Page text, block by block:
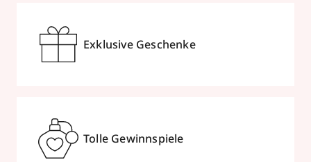
Exklusive Geschenke
Tolle Gewinnspiele